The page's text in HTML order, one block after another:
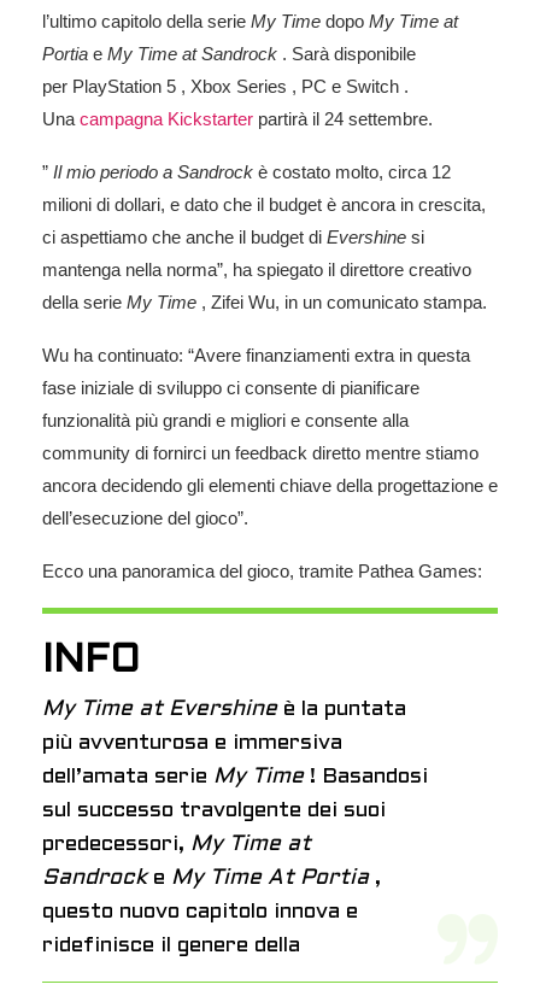
l’ultimo capitolo della serie My Time dopo My Time at
Portia e My Time at Sandrock . Sarà disponibile
per PlayStation 5 , Xbox Series , PC e Switch .
Una campagna Kickstarter partirà il 24 settembre.
” Il mio periodo a Sandrock è costato molto, circa 12
milioni di dollari, e dato che il budget è ancora in crescita,
ci aspettiamo che anche il budget di Evershine si
mantenga nella norma”, ha spiegato il direttore creativo
della serie My Time , Zifei Wu, in un comunicato stampa.
Wu ha continuato: “Avere finanziamenti extra in questa
fase iniziale di sviluppo ci consente di pianificare
funzionalità più grandi e migliori e consente alla
community di fornirci un feedback diretto mentre stiamo
ancora decidendo gli elementi chiave della progettazione e
dell’esecuzione del gioco”.
Ecco una panoramica del gioco, tramite Pathea Games:
INFO
My Time at Evershineè la puntata
più avventurosa e immersiva
dell’amata serie My Time! Basandosi
sul successo travolgente dei suoi
predecessori, My Time at
Sandrocke My Time At Portia,
questo nuovo capitolo innova e
ridefinisce il genere della